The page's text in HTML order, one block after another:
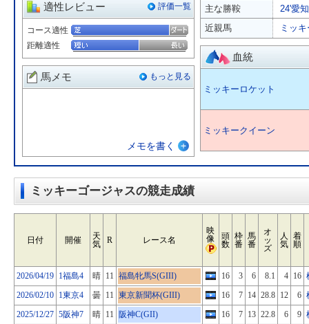
適性レビュー 評価一覧
コース適性
距離適性
馬メモ もっと見る
メモを書く
主な勝鞍
24'愛
近親馬
ミッ
血統
ミッキーロケット
ミッキークイーン
ミッキーゴージャスの競走成績
日付 開催
天
気
R レース名
映
像
頭
数
枠
番
馬
番
オ
ッ
ズ
人
気
着
順
2026/04/19 1福島4 晴 11 福島牝馬S(GIII) 16 3 6 8.1 4 16
2026/02/10 1東京4 曇 11 東京新聞杯(GIII) 16 7 14 28.8 12 6
2025/12/27 5阪神7 晴 11 阪神C(GII) 16 7 13 22.8 6 9